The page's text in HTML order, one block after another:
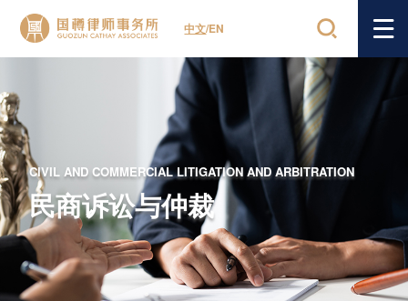
中文/EN
CIVIL AND COMMERCIAL LITIGATION AND ARBITRATION
民商诉讼与仲裁